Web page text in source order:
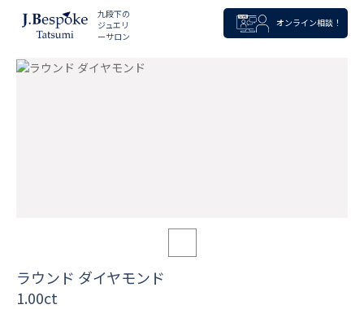
九段下の
ジュエリ
ーサロン
オンライン相談！
ラウンド ダイヤモンド
1.00ct